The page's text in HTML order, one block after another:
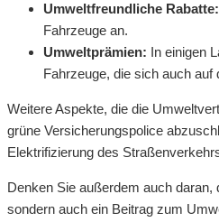
Umweltfreundliche Rabatte:
Fahrzeuge an.
Umweltprämien: In einigen
Fahrzeuge, die sich auch
Weitere Aspekte, die die
grüne Versicherungspolice
Elektrifizierung des
Denken Sie außerdem auch
sondern auch ein Beitrag zum